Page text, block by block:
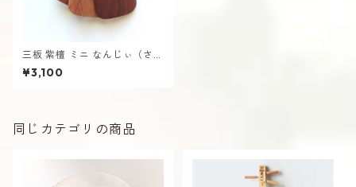
三板 紫檀 ミニ なんじぃ（さん
しん）さんば 沖縄 南城市
¥3,100
同じカテゴリの商品